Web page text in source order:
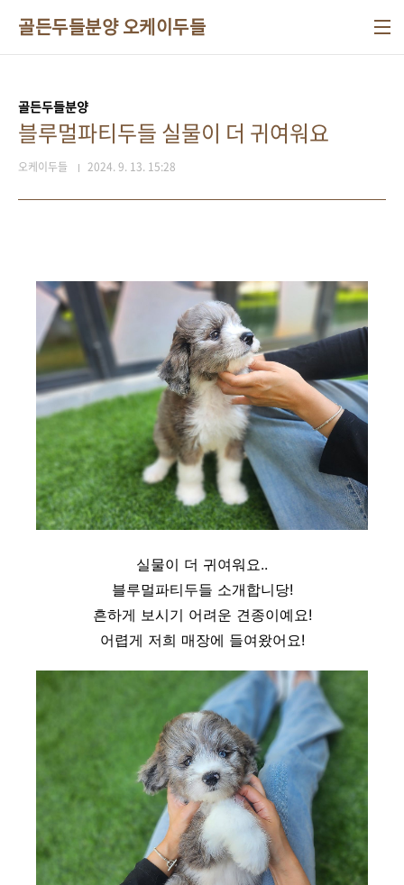
골든두들분양 오케이두들
골든두들분양
블루멀파티두들 실물이 더 귀여워요
오케이두들 2024. 9. 13. 15:28
실물이 더 귀여워요..
블루멀파티두들 소개합니당!
흔하게 보시기 어려운 견종이예요!
어렵게 저희 매장에 들여왔어요!